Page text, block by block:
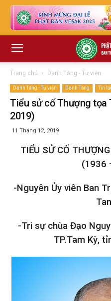
Trang chủ Danh Tăng - Tự viện
Danh Tăng - Tự viện Danh Tăng Tin
Tiểu sử cố Thượng tọa
2019)
11 Tháng 12, 2019
TIỂU SỬ CỐ
(1936
-Nguyên Ủy viên Ban
-Tri sự chùa Đạo
TP.Tam Kỳ,